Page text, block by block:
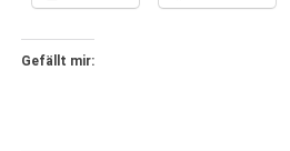
Gefällt mir: